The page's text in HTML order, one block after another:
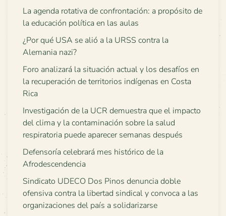
La agenda rotativa de confrontación: a propósito de
la educación política en las aulas
¿Por qué USA se alió a la URSS contra la
Alemania nazi?
Foro analizará la situación actual y los desafíos en
la recuperación de territorios indígenas en Costa
Rica
Investigación de la UCR demuestra que el impacto
del clima y la contaminación sobre la salud
respiratoria puede aparecer semanas después
Defensoría celebrará mes histórico de la
Afrodescendencia
Sindicato UDECO Dos Pinos denuncia doble
ofensiva contra la libertad sindical y convoca a las
organizaciones del país a solidarizarse